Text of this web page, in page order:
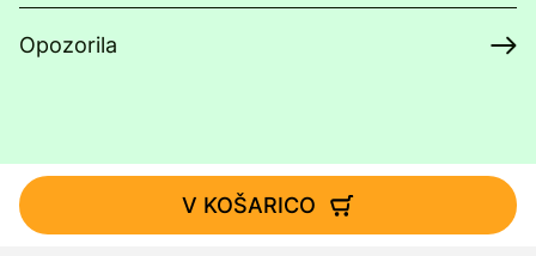
Opozorila
V KOŠARICO